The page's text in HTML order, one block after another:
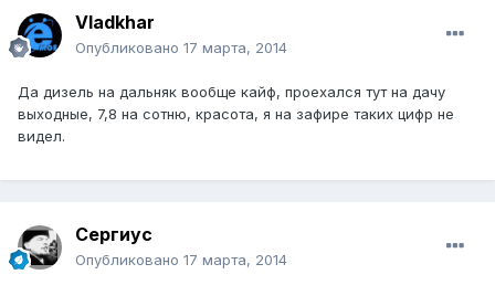
Vladkhar
Опубликовано 17 марта, 2014
Да дизель на дальняк вообще кайф, проехался тут на дачу
выходные, 7,8 на сотню, красота, я на зафире таких цифр не
видел.
Сергиус
Опубликовано 17 марта, 2014